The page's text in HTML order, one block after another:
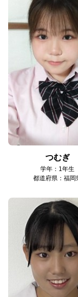
つむぎ
学年：1年生
都道府県：福岡